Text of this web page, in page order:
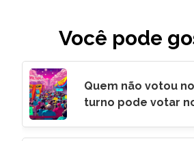
Você pode
Quem não votou
turno pode votar